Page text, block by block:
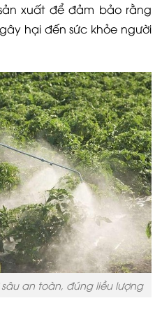
xuất để đảm bảo rằng
hại đến sức khỏe người
an toàn, đúng liều lượng